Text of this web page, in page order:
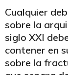
Cualquier
sobre la
siglo XXI
contener en
sobre la